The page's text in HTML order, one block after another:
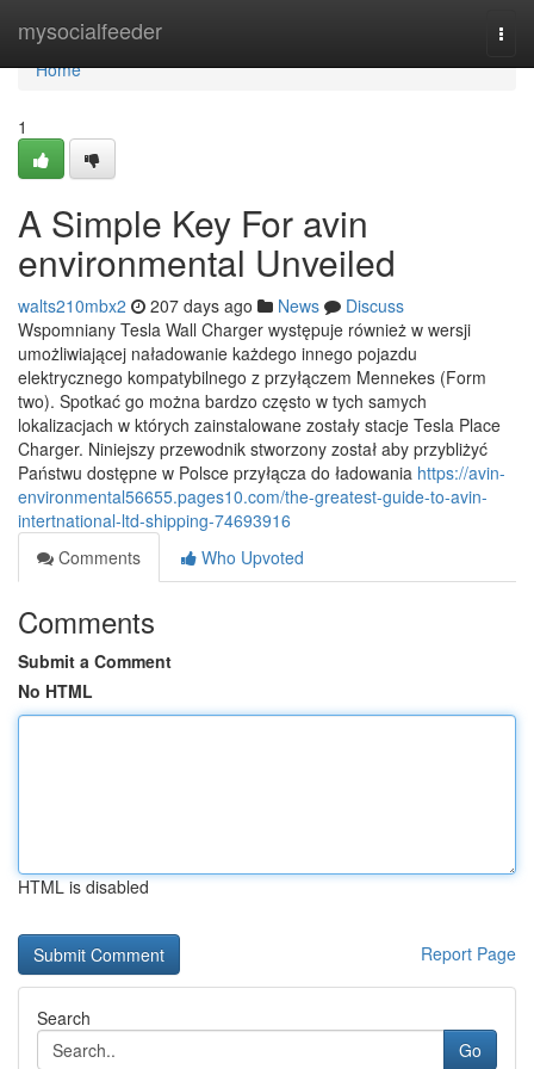
mysocialfeeder
Home
Home
1
A Simple Key For avin
environmental Unveiled
walts210mbx2 207 days ago News
Discuss
Wspomniany Tesla Wall Charger występuje również w wersji
umożliwiającej naładowanie każdego innego pojazdu
elektrycznego kompatybilnego z przyłączem Mennekes (Form
two). Spotkać go można bardzo często w tych samych
lokalizacjach w których zainstalowane zostały stacje Tesla Place
Charger. Niniejszy przewodnik stworzony został aby przybliżyć
Państwu dostępne w Polsce przyłącza do ładowania https://avin-
environmental56655.pages10.com/the-greatest-guide-to-avin-
intertnational-ltd-shipping-74693916
Comments
Who Upvoted
Comments
Submit a Comment
No HTML
HTML is disabled
Report Page
Search
Go